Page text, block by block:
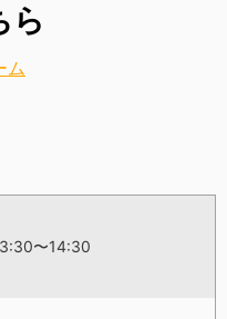
ら
ム
〜14:30